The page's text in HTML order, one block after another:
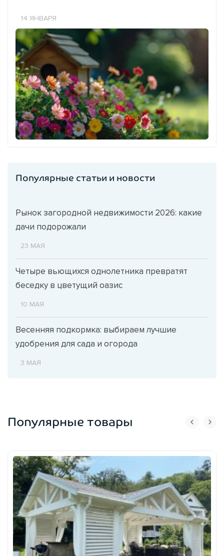
14 ЯНВАРЯ
Популярные статьи и новости
Рынок загородной недвижимости 2026: какие
дачи подорожали
23 МАЯ
Четыре вьющихся однолетника превратят
беседку в цветущий оазис
10 МАЯ
Весенняя подкормка: выбираем лучшие
удобрения для сада и огорода
3 МАЯ
Популярные товары